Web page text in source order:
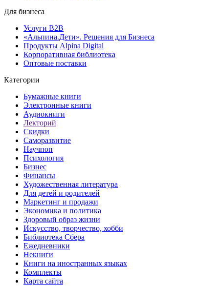
Для бизнеса
Услуги B2B
«Альпина.Дети». Решения для Бизнеса
Продукты Alpina Digital
Корпоративная библиотека
Оптовые поставки
Категории
Бумажные книги
Электронные книги
Аудиокниги
Лекторий
Скидки
Саморазвитие
Научпоп
Психология
Бизнес
Финансы
Художественная литература
Для детей и родителей
Маркетинг и продажи
Экономика и политика
Здоровый образ жизни
Искусство, творчество, хобби
Библиотека Сбера
Ежедневники
Некниги
Книги на иностранных языках
Комплекты
Карта сайта